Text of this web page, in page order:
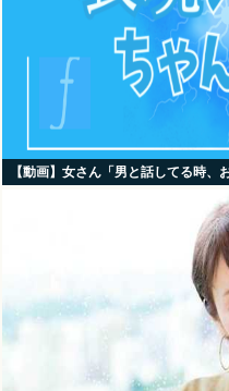
【動画】女さん「男と話してる時、